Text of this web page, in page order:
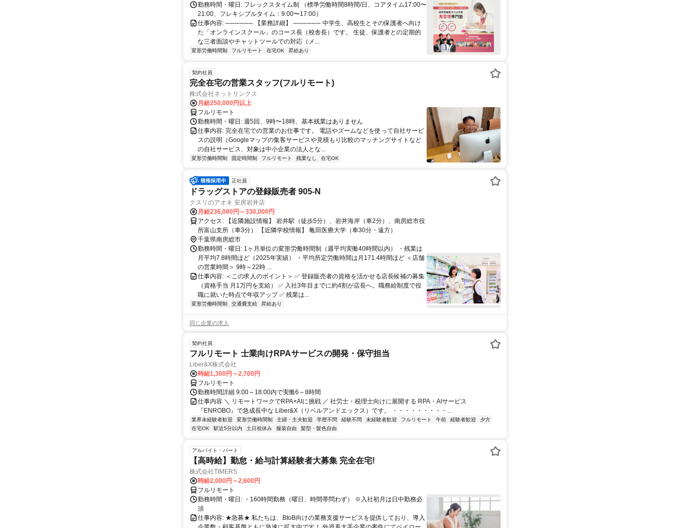
勤務時間・曜日: フレックスタイム制 （標準労働時間8時間/日、コアタイム17:00〜
21:00、フレキシブルタイム：9:00〜17:00）
仕事内容: ────── 【業務詳細】 ────── 中学生、高校生とその保護者へ向け
た「オンラインスクール」のコース長（校舎長）です。 生徒、保護者との定期的
な三者面談やチャットツールでの対応（メ...
変形労働時間制 フルリモート 在宅OK 昇給あり
契約社員
完全在宅の営業スタッフ(フルリモート)
株式会社ネットリンクス
月給250,000円以上
フルリモート
勤務時間・曜日: 週5回、9時〜18時、基本残業はありません
仕事内容: 完全在宅での営業のお仕事です。 電話やズームなどを使って自社サービ
スの説明（Googleマップの集客サービスや見積もり比較のマッチングサイトなど
の自社サービス、対象は中小企業の法人とな...
変形労働時間制 固定時間制 フルリモート 残業なし 在宅OK
正社員
ドラッグストアの登録販売者 905-N
クスリのアオキ 安房岩井店
月給236,000円～330,000円
アクセス: 【近隣施設情報】 岩井駅（徒歩5分）、岩井海岸（車2分）、南房総市役
所富山支所（車3分） 【近隣学校情報】 亀田医療大学（車30分・遠方）
千葉県南房総市
勤務時間・曜日: 1ヶ月単位の変形労働時間制（週平均実働40時間以内） ・残業は
月平均7.8時間ほど（2025年実績） ・平均所定労働時間は月171.4時間ほど ＜店舗
の営業時間＞ 9時～22時 ...
仕事内容: ＜この求人のポイント＞ ✅ 登録販売者の資格を活かせる店長候補の募集
（資格手当 月1万円を支給） ✅ 入社3年目までに約4割が店長へ。職務給制度で役
職に就いた時点で年収アップ ✅ 残業は...
変形労働時間制 交通費支給 昇給あり
同じ企業の求人
契約社員
フルリモート 士業向けRPAサービスの開発・保守担当
Liber&X株式会社
時給1,300円～2,700円
フルリモート
勤務時間詳細 9:00～18:00内で実働6～8時間
仕事内容 ＼ リモートワークでRPA×AIに挑戦 ／ 社労士・税理士向けに展開する RPA・AIサービス
『ENROBO』で急成長中な Liber&X（リベルアンドエックス）です。 ・・・・・・・・・...
業界未経験者歓迎 変形労働時間制 主婦・主夫歓迎 学歴不問 経験不問 未経験者歓迎 フルリモート 午前 経験者歓迎
夕方
在宅OK
駅近5分以内 土日祝休み 服装自由 髪型・髪色自由
アルバイト・パート
【高時給】勤怠・給与計算経験者大募集 完全在宅!
株式会社TIMERS
時給2,000円～2,600円
フルリモート
勤務時間・曜日: ・160時間勤務（曜日、時間帯問わず） ※入社初月は日中勤務必
須
仕事内容: ★急募★ 私たちは、BtoB向けの業務支援サービスを提供しており、導入